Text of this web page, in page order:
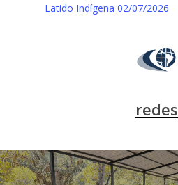
Latido Indígena 02/07/2026
redes